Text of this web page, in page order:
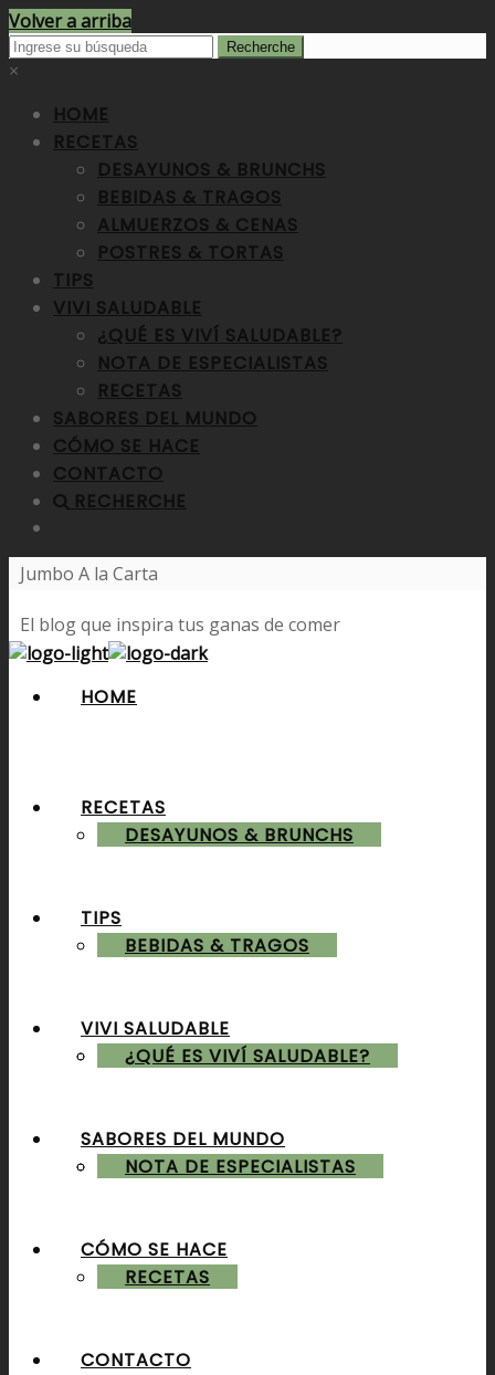
Volver a arriba
×
HOME
RECETAS
DESAYUNOS & BRUNCHS
BEBIDAS & TRAGOS
ALMUERZOS & CENAS
POSTRES & TORTAS
TIPS
VIVI SALUDABLE
¿QUÉ ES VIVÍ SALUDABLE?
NOTA DE ESPECIALISTAS
RECETAS
SABORES DEL MUNDO
CÓMO SE HACE
CONTACTO
RECHERCHE
Jumbo A la Carta
El blog que inspira tus ganas de comer
HOME
RECETAS
DESAYUNOS & BRUNCHS
BEBIDAS & TRAGOS
ALMUERZOS & CENAS
POSTRES & TORTAS
TIPS
VIVI SALUDABLE
¿QUÉ ES VIVÍ SALUDABLE?
NOTA DE ESPECIALISTAS
RECETAS
SABORES DEL MUNDO
CÓMO SE HACE
CONTACTO